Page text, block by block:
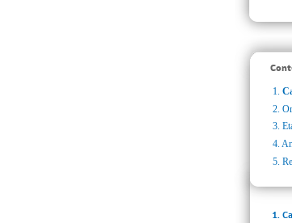
1.
2.
3.
4.
5.
1.